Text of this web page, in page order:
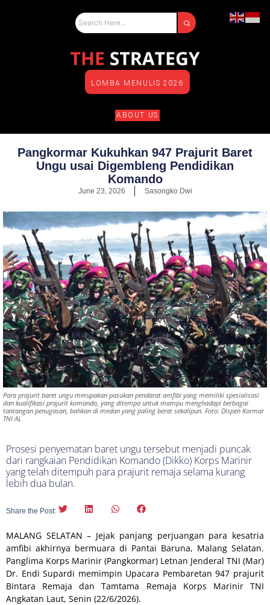
LOMBA MENULIS 2026
ABOUT US
Pangkormar Kukuhkan 947 Prajurit Baret
Ungu usai Digembleng Pendidikan
Komando
June 23, 2026 Sasongko Dwi
Para prajurit baret ungu merupakan pasukan pendarat amfibi yang memiliki spesialisasi
dan kualifikasi prajurit komando, yang ditempa untuk mampu menghadapi berbagai
tantangan penugasan, bahkan di medan yang paling berat sekalipun. Foto: Dispen Kormar
TNI AL
Prosesi penyematan baret ungu tersebut menjadi puncak
dari rangkaian Pendidikan Komando (Dikko) Korps Marinir
yang telah ditempuh para prajurit remaja selama kurang
lebih dua bulan.
Share the Post:
MALANG SELATAN – Jejak panjang perjuangan para kesatria
amfibi akhirnya bermuara di Pantai Baruna, Malang Selatan.
Panglima Korps Marinir (Pangkormar) Letnan Jenderal TNI (Mar)
Dr. Endi Supardi memimpin Upacara Pembaretan 947 prajurit
Bintara Remaja dan Tamtama Remaja Korps Marinir TNI
Angkatan Laut, Senin (22/6/2026).